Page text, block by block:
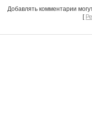
Добавлять комментарии
[